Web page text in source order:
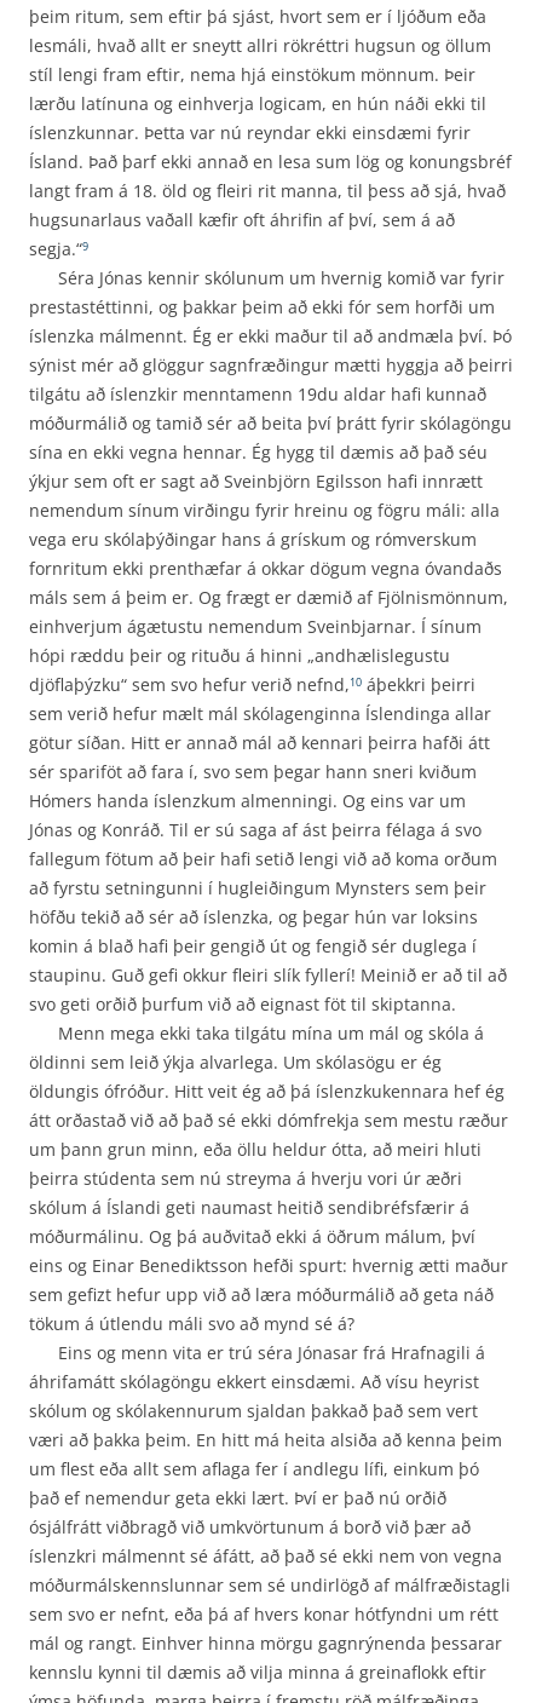
þeim ritum, sem eftir þá sjást, hvort sem er í ljóðum eða
lesmáli, hvað allt er sneytt allri rökréttri hugsun og öllum
stíl lengi fram eftir, nema hjá einstökum mönnum. Þeir
lærðu latínuna og einhverja logicam, en hún náði ekki til
íslenzkunnar. Þetta var nú reyndar ekki einsdæmi fyrir
Ísland. Það þarf ekki annað en lesa sum lög og konungsbréf
langt fram á 18. öld og fleiri rit manna, til þess að sjá, hvað
hugsunarlaus vaðall kæfir oft áhrifin af því, sem á að
segja.“9
Séra Jónas kennir skólunum um hvernig komið var fyrir
prestastéttinni, og þakkar þeim að ekki fór sem horfði um
íslenzka málmennt. Ég er ekki maður til að andmæla því. Þó
sýnist mér að glöggur sagnfræðingur mætti hyggja að þeirri
tilgátu að íslenzkir menntamenn 19du aldar hafi kunnað
móðurmálið og tamið sér að beita því þrátt fyrir skólagöngu
sína en ekki vegna hennar. Ég hygg til dæmis að það séu
ýkjur sem oft er sagt að Sveinbjörn Egilsson hafi innrætt
nemendum sínum virðingu fyrir hreinu og fögru máli: alla
vega eru skólaþýðingar hans á grískum og rómverskum
fornritum ekki prenthæfar á okkar dögum vegna óvandaðs
máls sem á þeim er. Og frægt er dæmið af Fjölnismönnum,
einhverjum ágætustu nemendum Sveinbjarnar. Í sínum
hópi ræddu þeir og rituðu á hinni „andhælislegustu
djöflaþýzku“ sem svo hefur verið nefnd,10 áþekkri þeirri
sem verið hefur mælt mál skólagenginna Íslendinga allar
götur síðan. Hitt er annað mál að kennari þeirra hafði átt
sér spariföt að fara í, svo sem þegar hann sneri kviðum
Hómers handa íslenzkum almenningi. Og eins var um
Jónas og Konráð. Til er sú saga af ást þeirra félaga á svo
fallegum fötum að þeir hafi setið lengi við að koma orðum
að fyrstu setningunni í hugleiðingum Mynsters sem þeir
höfðu tekið að sér að íslenzka, og þegar hún var loksins
komin á blað hafi þeir gengið út og fengið sér duglega í
staupinu. Guð gefi okkur fleiri slík fyllerí! Meinið er að til að
svo geti orðið þurfum við að eignast föt til skiptanna.
Menn mega ekki taka tilgátu mína um mál og skóla á
öldinni sem leið ýkja alvarlega. Um skólasögu er ég
öldungis ófróður. Hitt veit ég að þá íslenzkukennara hef ég
átt orðastað við að það sé ekki dómfrekja sem mestu ræður
um þann grun minn, eða öllu heldur ótta, að meiri hluti
þeirra stúdenta sem nú streyma á hverju vori úr æðri
skólum á Íslandi geti naumast heitið sendi­bréfsfærir á
móðurmálinu. Og þá auðvitað ekki á öðrum málum, því
eins og Einar Benediktsson hefði spurt: hvernig ætti maður
sem gefizt hefur upp við að læra móðurmálið að geta náð
tökum á útlendu máli svo að mynd sé á?
Eins og menn vita er trú séra Jónasar frá Hrafnagili á
áhrifamátt skólagöngu ekkert einsdæmi. Að vísu heyrist
skólum og skólakennurum sjaldan þakkað það sem vert
væri að þakka þeim. En hitt má heita alsiða að kenna þeim
um flest eða allt sem aflaga fer í andlegu lífi, einkum þó
það ef nemendur geta ekki lært. Því er það nú orðið
ósjálfrátt viðbragð við umkvörtunum á borð við þær að
íslenzkri málmennt sé áfátt, að það sé ekki nem von vegna
móðurmálskennslunnar sem sé undirlögð af málfræðistagli
sem svo er nefnt, eða þá af hvers konar hótfyndni um rétt
mál og rangt. Einhver hinna mörgu gagnrýnenda þessarar
kennslu kynni til dæmis að vilja minna á greinaflokk eftir